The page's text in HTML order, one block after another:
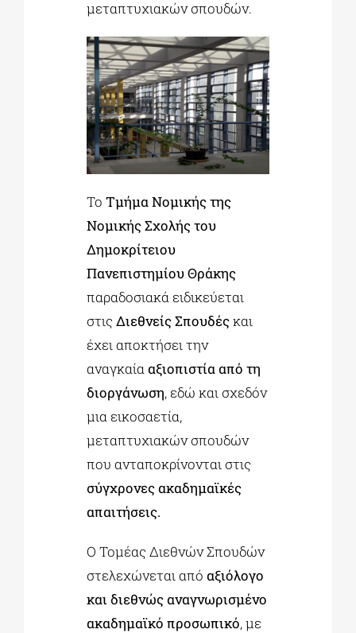
μεταπτυχιακών σπουδών.
ΤοΤμήμα Νομικής της
Νομικής Σχολής του
Δημοκρίτειου
Πανεπιστημίου Θράκης
παραδοσιακά ειδικεύεται
στιςΔιεθνείς Σπουδέςκαι
έχει αποκτήσει την
αναγκαίααξιοπιστία από τη
διοργάνωση, εδώ και σχεδόν
μια εικοσαετία,
μεταπτυχιακών σπουδών
που ανταποκρίνονται στις
σύγχρονες ακαδημαϊκές
απαιτήσεις.
Ο Τομέας Διεθνών Σπουδών
στελεχώνεται απόαξιόλογο
και διεθνώς αναγνωρισμένο
ακαδημαϊκό προσωπικό, με